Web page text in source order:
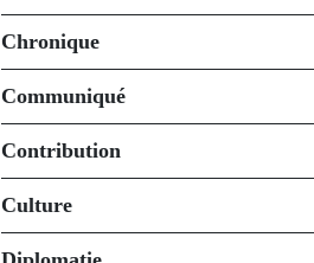
Chronique
Communiqué
Contribution
Culture